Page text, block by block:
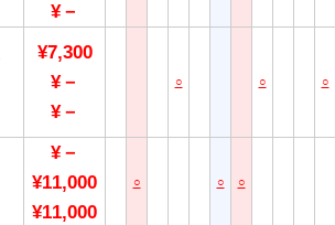
¥－
¥7,300
¥－
¥－
○ ○ ○
¥－
¥11,000
¥11,000
○ ○ ○